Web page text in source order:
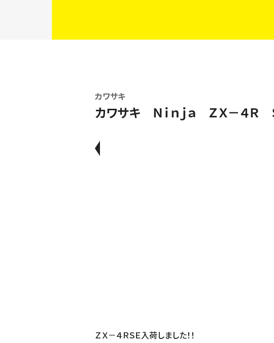
カワサキ
カワサキ Ｎｉｎｊａ ＺＸ－４
ＺＸ－４ＲＳＥ入荷しました！！